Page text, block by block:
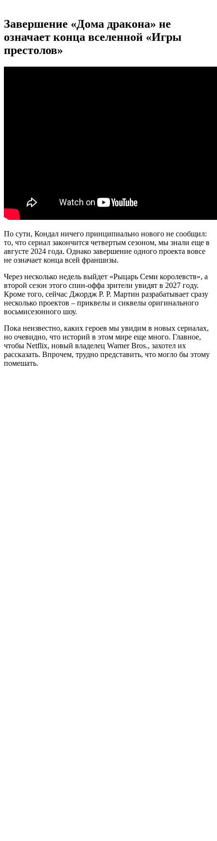
Завершение «Дома дракона» не
означает конца вселенной «Игры
престолов»
По сути, Кондал ничего принципиально нового не сообщил:
то, что сериал закончится четвертым сезоном, мы знали еще в
августе 2024 года. Однако завершение одного проекта вовсе
не означает конца всей франшизы.
Через несколько недель выйдет «Рыцарь Семи королевств», а
второй сезон этого спин-оффа зрители увидят в 2027 году.
Кроме того, сейчас Джордж Р. Р. Мартин разрабатывает сразу
несколько проектов – приквелы и сиквелы оригинального
восьмисезонного шоу.
Пока неизвестно, каких героев мы увидим в новых сериалах,
но очевидно, что историй в этом мире еще много. Главное,
чтобы Netflix, новый владелец Warner Bros., захотел их
рассказать. Впрочем, трудно представить, что могло бы этому
помешать.